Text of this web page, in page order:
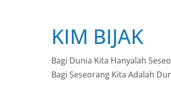
KIM BIJAK
Bagi Dunia Kita Hanyalah
Bagi Seseorang Kita Adalah